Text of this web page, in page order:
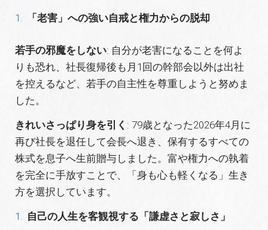
「老害」への強い自戒と権力からの脱却
若手の邪魔をしない: 自分が老害になることを何よ
りも恐れ、社長復帰後も月1回の幹部会以外は出社
を控えるなど、若手の自主性を尊重しようと努めま
した。
きれいさっぱり身を引く : 79歳となった2026年4月に
再び社長を退任して会長へ退き、保有するすべての
株式を息子へ生前贈与しました。富や権力への執着
を完全に手放すことで、「身も心も軽くなる」生き
方を選択しています。
自己の人生を客観視する「謙虚さと寂しさ」